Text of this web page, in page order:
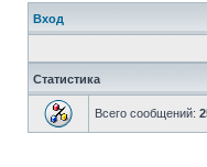
Вход
Статистика
Всего сообщений: